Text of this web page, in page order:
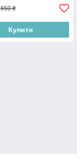
650 ₴
Купити